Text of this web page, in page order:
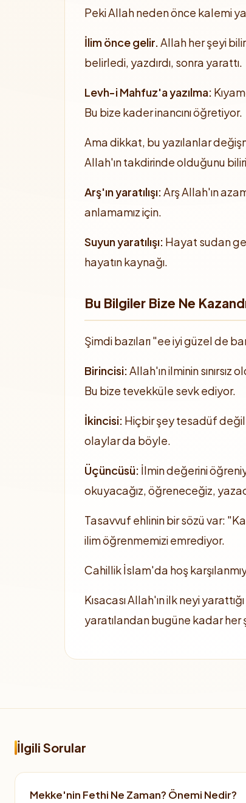
Peki Allah neden önce kalemi
İlim önce gelir.Allah her şeyi
belirledi, yazdırdı, sonra yarattı.
Levh-i Mahfuz'a yazılma:
Bu bize kader inancını öğretiyor.
Ama dikkat, bu yazılanlar
Allah'ın takdirinde olduğunu
Arş'ın yaratılışı:Arş Allah'ın
anlamamız için.
Suyun yaratılışı: Hayat sudan
hayatın kaynağı.
Bu Bilgiler Bize Ne
Şimdi bazıları "ee iyi güzel de
Birincisi:Allah'ın ilminin
Bu bize tevekküle sevk ediyor.
İkincisi: Hiçbir şey tesadüf
olaylar da böyle.
Üçüncüsü: İlmin değerini
okuyacağız, öğreneceğiz,
Tasavvuf ehlinin bir sözü var:
ilim öğrenmemizi emrediyor.
Cahillik İslam'da hoş
Kısacası Allah'ın ilk neyi
yaratılandan bugüne kadar her
İlgili Sorular
Mekke'nin Fethi Ne Zaman? Önemi Nedir?